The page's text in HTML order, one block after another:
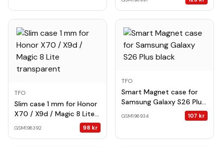
TFO
Slim case 1 mm for Honor
X70 / X9d / Magic 8 Lite
GSM196392 98 kr
TFO
Smart Magnet case for
Samsung Galaxy S26 Plus
GSM196934 107 kr